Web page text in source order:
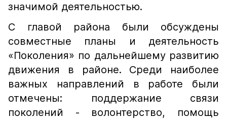
значимой деятельностью.
С главой района были обсуждены
совместные планы и деятельность
«Поколения» по дальнейшему развитию
движения в районе. Среди наиболее
важных направлений в работе были
отмечены: поддержание связи
поколений - волонтерство, помощь